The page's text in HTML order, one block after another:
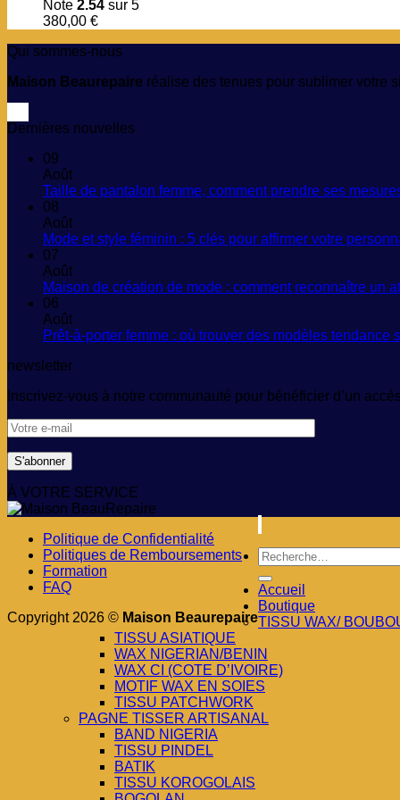
Note 2.54 sur 5
380,00 €
Qui sommes-nous
Maison Beaurepaire réalise des tenues pour sublimer votre
Dernières nouvelles
09
Août
Taille de pantalon femme, comment prendre ses
08
Août
Mode et style féminin : 5 clés pour affirmer votre
07
Août
Maison de création de mode : comment reconnaître un
06
Août
Prêt-à-porter femme : où trouver des modèles tendance
newsletter
Inscrivez-vous à notre communauté pour bénéficier d’un
À VOTRE SERVICE
Politique de Confidentialité
Politiques de Remboursements
Formation
FAQ
Copyright 2026 © Maison Beaurepaire
Recherche
pour :
Accueil
Boutique
TISSU WAX/
TISSU ASIATIQUE
WAX NIGERIAN/BENIN
WAX CI (COTE D’IVOIRE)
MOTIF WAX EN SOIES
TISSU PATCHWORK
PAGNE TISSER ARTISANAL
BAND NIGERIA
TISSU PINDEL
BATIK
TISSU KOROGOLAIS